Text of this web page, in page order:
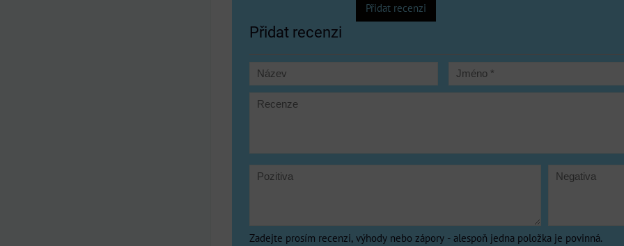
Přidat recenzi
Přidat recenzi
Zadejte prosím recenzi, výhody nebo zápory - alespoň jedna položka je povinná.